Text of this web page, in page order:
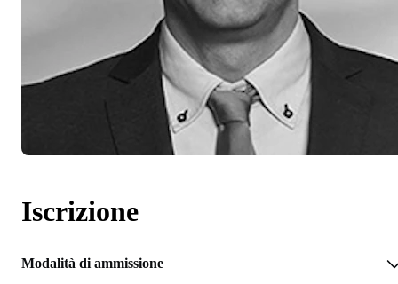
Iscrizione
Modalità di ammissione